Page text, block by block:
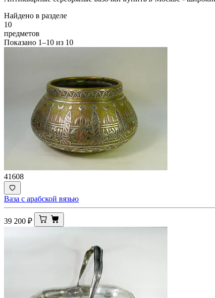
Найдено в разделе
10
предметов
Показано 1–10 из 10
41608
Ваза с арабской вязью
39 200 ₽